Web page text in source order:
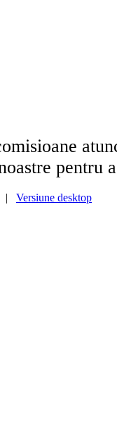
pentru
| Versiune desktop